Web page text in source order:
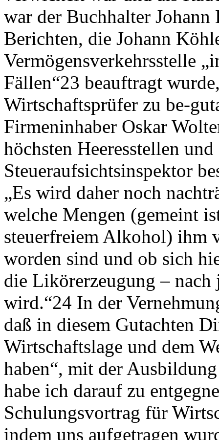
war der Buchhalter
Berichten, die Johann
Vermögensverkehrsstelle
Fällen“23 beauftragt
Wirtschaftsprüfer zu be-
Firmeninhaber Oskar
höchsten Heeresstellen
Steueraufsichtsinspektor
„Es wird daher noch
welche Mengen (gemeint
steuerfreiem Alkohol) ihm
worden sind und ob sich
die Likörerzeugung – nach
wird.“24 In der
daß in diesem Gutachten
Wirtschaftslage und dem
haben“, mit der
habe ich darauf zu
Schulungsvortrag für
indem uns aufgetragen